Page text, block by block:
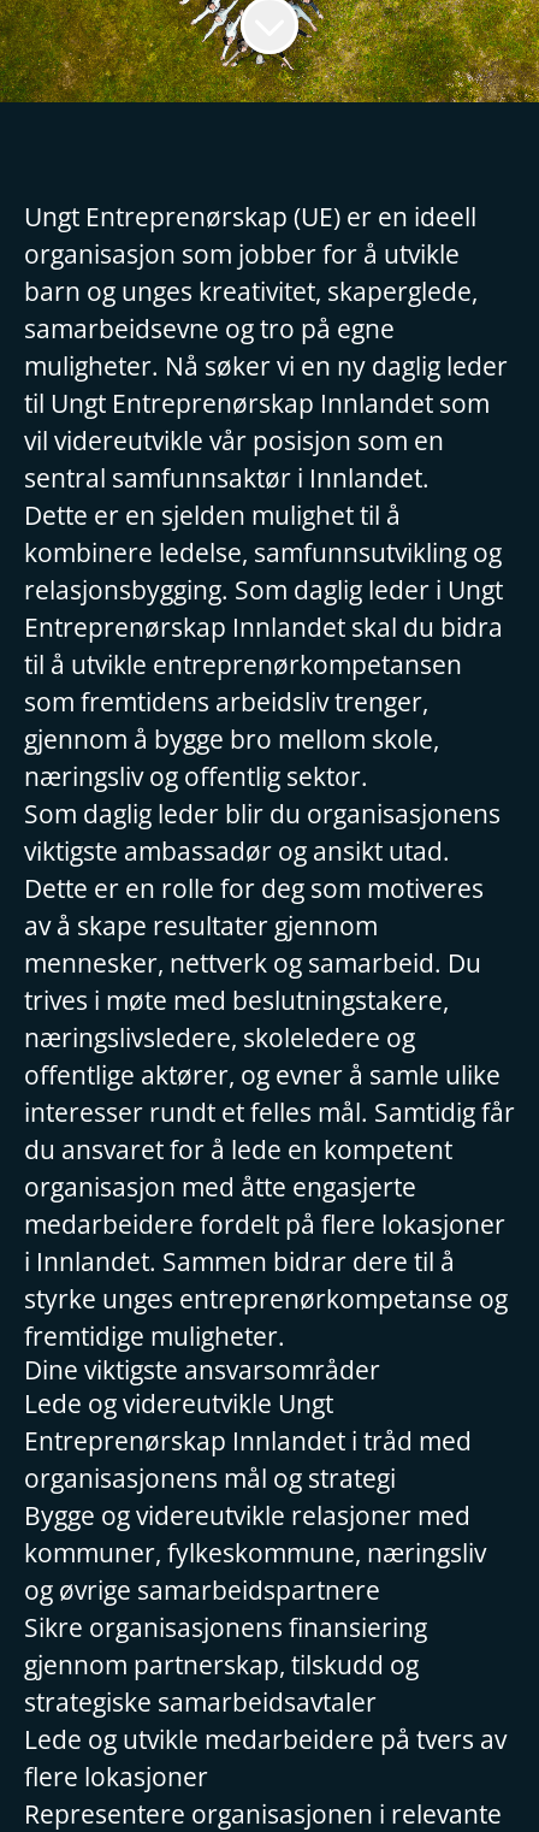
Ungt Entreprenørskap (UE) er en ideell
organisasjon som jobber for å utvikle
barn og unges kreativitet, skaperglede,
samarbeidsevne og tro på egne
muligheter. Nå søker vi en ny daglig leder
til Ungt Entreprenørskap Innlandet som
vil videreutvikle vår posisjon som en
sentral samfunnsaktør i Innlandet.
Dette er en sjelden mulighet til å
kombinere ledelse, samfunnsutvikling og
relasjonsbygging. Som daglig leder i Ungt
Entreprenørskap Innlandet skal du bidra
til å utvikle entreprenørkompetansen
som fremtidens arbeidsliv trenger,
gjennom å bygge bro mellom skole,
næringsliv og offentlig sektor.
Som daglig leder blir du organisasjonens
viktigste ambassadør og ansikt utad.
Dette er en rolle for deg som motiveres
av å skape resultater gjennom
mennesker, nettverk og samarbeid. Du
trives i møte med beslutningstakere,
næringslivsledere, skoleledere og
offentlige aktører, og evner å samle ulike
interesser rundt et felles mål. Samtidig får
du ansvaret for å lede en kompetent
organisasjon med åtte engasjerte
medarbeidere fordelt på flere lokasjoner
i Innlandet. Sammen bidrar dere til å
styrke unges entreprenørkompetanse og
fremtidige muligheter.
Dine viktigste ansvarsområder
Lede og videreutvikle Ungt
Entreprenørskap Innlandet i tråd med
organisasjonens mål og strategi
Bygge og videreutvikle relasjoner med
kommuner, fylkeskommune, næringsliv
og øvrige samarbeidspartnere
Sikre organisasjonens finansiering
gjennom partnerskap, tilskudd og
strategiske samarbeidsavtaler
Lede og utvikle medarbeidere på tvers av
flere lokasjoner
Representere organisasjonen i relevante